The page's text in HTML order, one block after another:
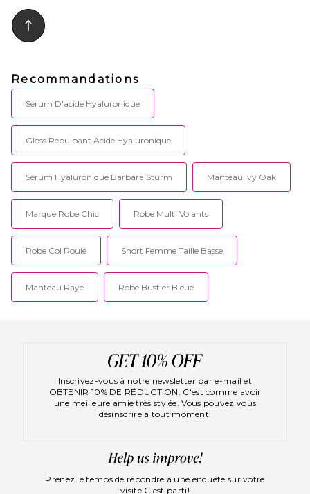
Recommandations
Sérum D'acide Hyaluronique
Gloss Repulpant Acide Hyaluronique
Sérum Hyaluronique Barbara Sturm Manteau Ivy Oak
Marque Robe Chic Robe Multi Volants
Robe Col Roulé Short Femme Taille Basse
Manteau Rayé Robe Bustier Bleue
Inscrivez-vous à notre newsletter par e-mail et
OBTENIR 10% DE RÉDUCTION. C'est comme avoir
une meilleure amie très stylée. Vous pouvez vous
désinscrire à tout moment.
Prenez le temps de répondre à une enquête sur votre
visite.C'est parti!